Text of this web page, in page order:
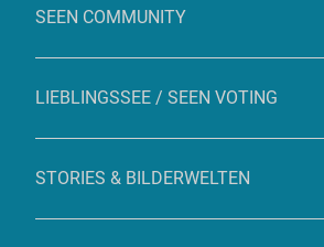
SEEN COMMUNITY
LIEBLINGSSEE / SEEN VOTING
STORIES & BILDERWELTEN